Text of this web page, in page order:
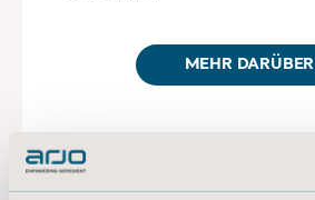
MEHR DARÜBER